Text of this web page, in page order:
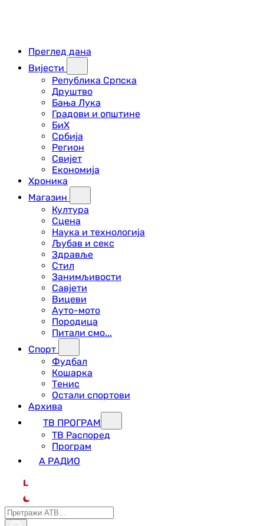
Преглед дана
Вијести
Република Српска
Друштво
Бања Лука
Градови и општине
БиХ
Србија
Регион
Свијет
Економија
Хроника
Магазин
Култура
Сцена
Наука и технологија
Љубав и секс
Здравље
Стил
Занимљивости
Савјети
Вицеви
Ауто-мото
Породица
Питали смо...
Спорт
Фудбал
Кошарка
Тенис
Остали спортови
Архива
ТВ ПРОГРАМ
ТВ Распоред
Програм
А РАДИО
L